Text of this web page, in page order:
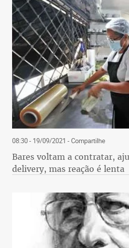
08:30 - 19/09/2021 - Compartilhe
Bares voltam a contratar,
delivery, mas reação é lenta